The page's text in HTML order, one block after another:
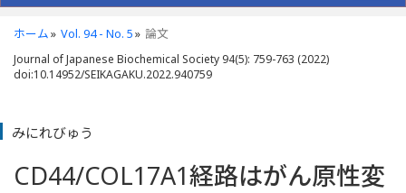
ホーム Vol. 94 - No. 5 論文
Journal of Japanese Biochemical Society 94(5): 759-763 (2022)
doi:10.14952/SEIKAGAKU.2022.940759
みにれびゅう
CD44/COL17A1経路はがん原性変